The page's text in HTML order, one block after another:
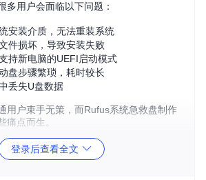
多用户会面临以下问题：
安装介质，无法重装系统
件损坏，导致安装失败
持新电脑的UEFI启动模式
盘步骤繁琐，耗时较长
丢失U盘数据
用户束手无策，而Rufus系统急救盘制作
痛点而生。
么Rufus是最佳选择
登录后查看全文